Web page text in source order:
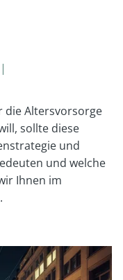
die Altersvorsorge
sollte diese
und
und welche
Ihnen im